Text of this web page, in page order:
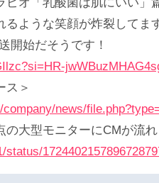
ような笑顔が炸裂してま
開始だそうです！
ス＞
news/
大型モニターにCMが流れ